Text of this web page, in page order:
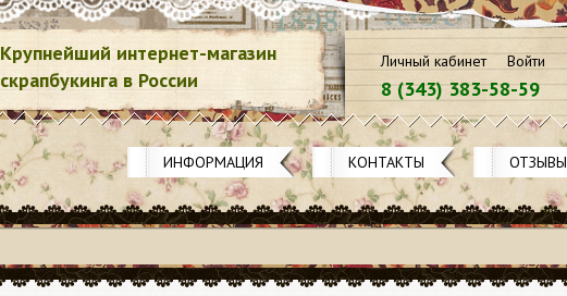
Личный кабинет Войти
8 (343) 383-58-59
Крупнейший интернет-магазин
скрапбукинга в России
ИНФОРМАЦИЯ КОНТАКТЫ ОТЗЫВЫ